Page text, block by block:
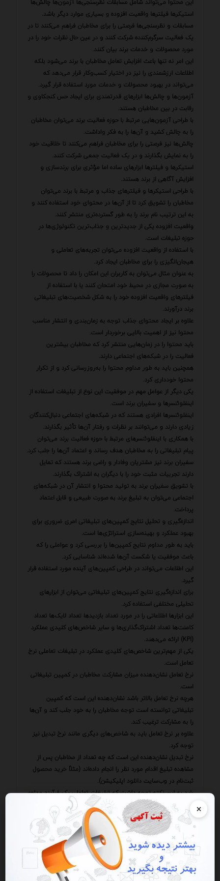
×
این محتوا می‌تواند شامل مسابقات نظرسنجی‌ها آزمون‌ها چالش‌ها
استیکرها فیلترها واقعیت افزوده و بسیاری موارد دیگر باشد.
مسابقات و نظرسنجی‌ها فرصتی را برای مخاطبان فراهم می‌کنند تا در
یک فعالیت سرگرم‌کننده شرکت کنند و در عین حال نظرات خود را در
مورد محصولات و خدمات برند بیان کنند.
این امر نه تنها باعث افزایش تعامل مخاطبان با برند می‌شود بلکه
اطلاعات ارزشمندی را نیز در اختیار کسب‌وکار قرار می‌دهد که
می‌تواند در بهبود محصولات و خدمات مورد استفاده قرار گیرد.
آزمون‌ها و چالش‌ها ابزارهای قدرتمندی برای ایجاد حس کنجکاوی و
رقابت در بین مخاطبان هستند.
با طراحی آزمون‌هایی مرتبط با حوزه فعالیت برند می‌توان مخاطبان
را به چالش کشید و آن‌ها را به فکر واداشت.
چالش‌ها نیز فرصتی را برای مخاطبان فراهم می‌کنند تا خلاقیت خود
را به نمایش بگذارند و در یک فعالیت جمعی شرکت کنند.
استیکرها و فیلترها ابزارهای ساده اما مؤثری برای برندسازی و
افزایش آگاهی از برند هستند.
با طراحی استیکرها و فیلترهای جذاب و مرتبط با برند می‌توان
مخاطبان را تشویق کرد تا از آن‌ها در محتوای خود استفاده کنند و
به این ترتیب نام برند را به طور گسترده‌تری منتشر کنند.
واقعیت افزوده یکی از جدیدترین و جذاب‌ترین تکنولوژی‌ها در
حوزه تبلیغات است.
با استفاده از واقعیت افزوده می‌توان تجربه‌های تعاملی و
هیجان‌انگیزی را برای مخاطبان ایجاد کرد.
به عنوان مثال می‌توان به کاربران این امکان را داد تا محصولات را
به صورت مجازی در محیط خود امتحان کنند یا با استفاده از
فیلترهای واقعیت افزوده خود را به شکل شخصیت‌های تبلیغاتی
برند درآورند.
علاوه بر ایجاد محتوای جذاب توجه به زمان‌بندی و انتشار مناسب
محتوا نیز از اهمیت بالایی برخوردار است.
باید محتوا را در زمان‌هایی منتشر کرد که مخاطبان بیشترین
فعالیت را در شبکه‌های اجتماعی دارند.
همچنین باید به طور مداوم محتوا را به‌روزرسانی کرد و از تکرار
محتوا خودداری کرد.
یکی دیگر از عوامل مهم در موفقیت این نوع از تبلیغات استفاده از
اینفلوئنسرها و سفیران برند است.
اینفلوئنسرها افرادی هستند که در شبکه‌های اجتماعی دنبال‌کنندگان
زیادی دارند و می‌توانند بر نظرات و رفتار آن‌ها تأثیر بگذارند.
با همکاری با اینفلوئنسرهای مرتبط با حوزه فعالیت برند می‌توان
پیام تبلیغاتی را به مخاطبان هدف رساند و اعتماد آن‌ها را جلب کرد.
سفیران برند نیز مشتریان وفادار و راضی برند هستند که تمایل
دارند تجربیات مثبت خود را با دیگران به اشتراک بگذارند.
با تشویق سفیران برند به تولید محتوا و انتشار آن در شبکه‌های
اجتماعی می‌توان به تبلیغ برند به صورت طبیعی و قابل اعتماد
پرداخت.
اندازه‌گیری و تحلیل نتایج کمپین‌های تبلیغاتی امری ضروری برای
بهبود عملکرد و بهینه‌سازی استراتژی‌ها است.
باید به طور مداوم نتایج کمپین‌ها را بررسی کرد و عواملی را که
باعث موفقیت یا شکست آن‌ها شده‌اند شناسایی کرد.
این اطلاعات می‌تواند در طراحی کمپین‌های آینده مورد استفاده قرار
گیرد.
برای اندازه‌گیری نتایج کمپین‌های تبلیغاتی می‌توان از ابزارهای
تحلیلی مختلفی استفاده کرد.
این ابزارها اطلاعاتی را در مورد تعداد بازدیدها تعداد لایک‌ها تعداد
کامنت‌ها تعداد اشتراک‌گذاری‌ها و سایر شاخص‌های کلیدی عملکرد
(KPI) ارائه می‌دهند.
یکی از مهم‌ترین شاخص‌های کلیدی عملکرد در تبلیغات تعاملی نرخ
تعامل است.
نرخ تعامل نشان‌دهنده میزان مشارکت مخاطبان در کمپین تبلیغاتی
است.
هرچه نرخ تعامل بالاتر باشد نشان‌دهنده این است که کمپین
تبلیغاتی توانسته است توجه مخاطبان را به خود جلب کند و آن‌ها
را به مشارکت ترغیب کند.
علاوه بر نرخ تعامل باید به شاخص‌های دیگری مانند نرخ تبدیل نیز
توجه کرد.
نرخ تبدیل نشان‌دهنده این است که چه تعداد از مخاطبان پس از
مشاهده تبلیغ اقدام مورد نظر را انجام داده‌اند (مثلاً خرید محصول
ثبت‌نام در وب‌سایت دانلود اپلیکیشن).
باید به این نکته توجه داشت که تبلیغات تعاملی یک فرآیند مداوم
است که نیازمند آزمایش یادگیری و بهبود مستمر است.
باید به طور مداوم ایده‌های جدید را امتحان کرد نتایج را بررسی کرد
و استراتژی‌ها را بر اساس بازخورد مخاطبان بهینه‌سازی کرد.
رقابتی کسب‌وکارهایی که بتوانند از این روش نوین به درستی
استفاده کنند می‌توانند به مزیت رقابتی قابل توجهی دست یابند و
جایگاه خود را در بازار تثبیت کنند.
استفاده از این رویکرد نه تنها باعث افزایش آگاهی از برند و جذب